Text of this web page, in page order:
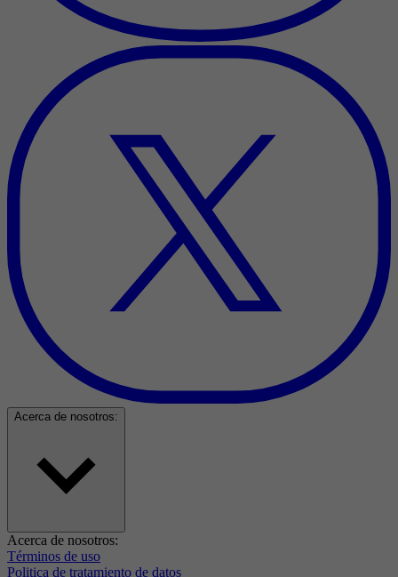
Acerca de nosotros:
Acerca de nosotros:
Términos de uso
Politica de tratamiento de datos